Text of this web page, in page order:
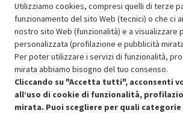
SCONTO RICONDIZIONATI
Approfitta dello sconto del 15% sul prodotto
Utilizziamo cookies, compresi quelli di terze
funzionamento del sito Web (tecnici) o che ci
nostro sito Web (funzionalità) e a visualizzare
personalizzata (profilazione e pubblicità
Per poter utilizzare i servizi di funzionalità,
mirata abbiamo bisogno del tuo consenso.
Cliccando su "Accetta tutti", acconsenti
all’uso di cookie di funzionalità,
mirata. Puoi scegliere per quali